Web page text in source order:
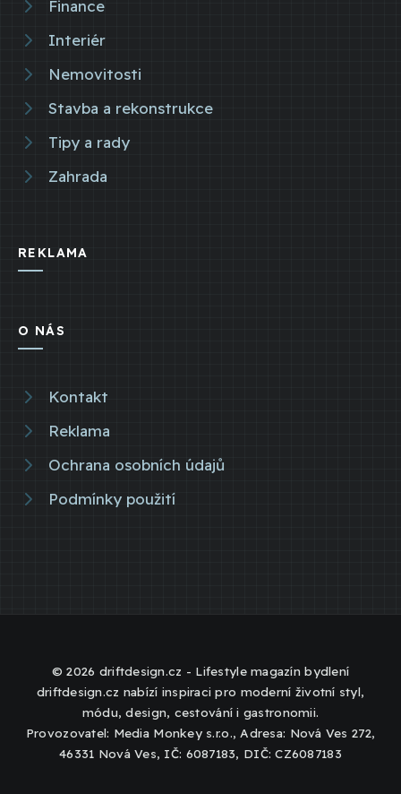
Finance
Interiér
Nemovitosti
Stavba a rekonstrukce
Tipy a rady
Zahrada
REKLAMA
O NÁS
Kontakt
Reklama
Ochrana osobních údajů
Podmínky použití
© 2026 driftdesign.cz - Lifestyle magazín bydlení
driftdesign.cz nabízí inspiraci pro moderní životní styl,
módu, design, cestování i gastronomii.
Provozovatel: Media Monkey s.r.o., Adresa: Nová Ves 272,
46331 Nová Ves, IČ: 6087183, DIČ: CZ6087183